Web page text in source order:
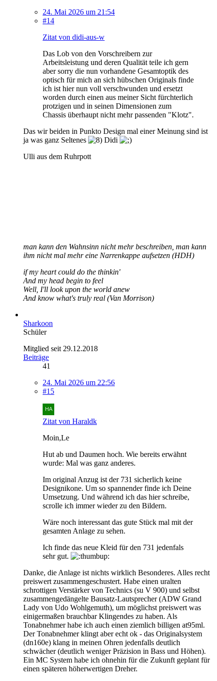
24. Mai 2026 um 21:54
#14
Zitat von didi-aus-w
Das Lob von den Vorschreibern zur
Arbeitsleistung und deren Qualität teile ich gern
aber sorry die nun vorhandene Gesamtoptik des
optisch für mich an sich hübschen Originals finde
ich ist hier nun voll verschwunden und ersetzt
worden durch einen aus meiner Sicht fürchterlich
protzigen und in seinen Dimensionen zum
Chassis überhaupt nicht mehr passenden "Klotz".
Das wir beiden in Punkto Design mal einer Meinung sind ist
ja was ganz Seltenes
Didi
Ulli aus dem Ruhrpott
man kann den Wahnsinn nicht mehr beschreiben, man kann
ihm nicht mal mehr eine Narrenkappe aufsetzen (HDH)
if my heart could do the thinkin'
And my head begin to feel
Well, I'll look upon the world anew
And know what's truly real (Van Morrison)
Sharkoon
Schüler
Mitglied seit 29.12.2018
Beiträge
41
24. Mai 2026 um 22:56
#15
Zitat von Haraldk
Moin,Le
Hut ab und Daumen hoch. Wie bereits erwähnt
wurde: Mal was ganz anderes.
Im original Anzug ist der 731 sicherlich keine
Designikone. Um so spannender finde ich Deine
Umsetzung. Und während ich das hier schreibe,
scrolle ich immer wieder zu den Bildern.
Wäre noch interessant das gute Stück mal mit der
gesamten Anlage zu sehen.
Ich finde das neue Kleid für den 731 jedenfals
sehr gut.
Danke, die Anlage ist nichts wirklich Besonderes. Alles recht
preiswert zusammengeschustert. Habe einen uralten
schrottigen Verstärker von Technics (su V 900) und selbst
zusammengedängelte Bausatz-Lautsprecher (ADW Grand
Lady von Udo Wohlgemuth), um möglichst preiswert was
einigermaßen brauchbar Klingendes zu haben. Als
Tonabnehmer habe ich auch einen ziemlich billigen at95ml.
Der Tonabnehmer klingt aber echt ok - das Originalsystem
(dn160e) klang in meinen Ohren jedenfalls deutlich
schwächer (deutlich weniger Präzision in Bass und Höhen).
Ein MC System habe ich ohnehin für die Zukunft geplant für
einen späteren höherwertigen Dreher.